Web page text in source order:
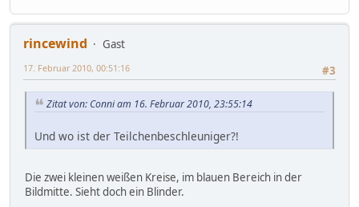
rincewind
Gast
#3
17. Februar 2010, 00:51:16
Zitat von: Conni am 16. Februar 2010, 23:55:14
Und wo ist der Teilchenbeschleuniger?!
Die zwei kleinen weißen Kreise, im blauen Bereich in der
Bildmitte. Sieht doch ein Blinder.